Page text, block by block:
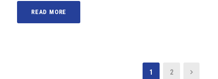
READ MORE
1 2